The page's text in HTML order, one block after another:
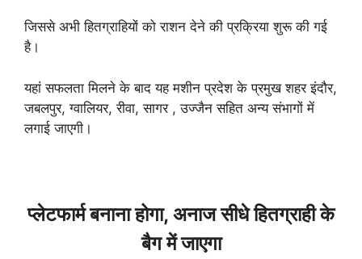
जिससे अभी हितग्राहियों को राशन देने की प्रक्रिया शुरू की गई
है।
यहां सफलता मिलने के बाद यह मशीन प्रदेश के प्रमुख शहर इंदौर,
जबलपुर, ग्वालियर, रीवा, सागर , उज्जैन सहित अन्य संभागों में
लगाई जाएगी।
प्लेटफार्म बनाना होगा, अनाज सीधे हितग्राही के
बैग में जाएगा